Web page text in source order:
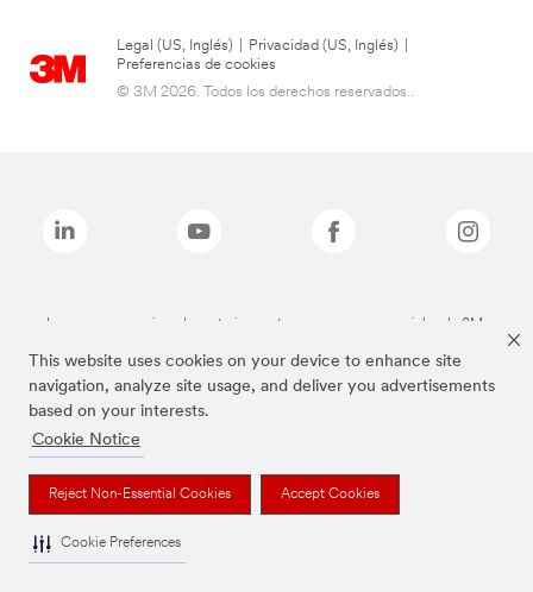
This website uses cookies on your device to enhance site
navigation, analyze site usage, and deliver you advertisements
based on your interests.
Cookie Notice
Reject Non-Essential Cookies Accept Cookies
Cookie Preferences
Legal (US, Inglés) Privacidad (US, Inglés)
Preferencias de cookies
© 3M 2026. Todos los derechos reservados..
Las marcas mencionadas anteriormente son marcas comerciales de 3M.